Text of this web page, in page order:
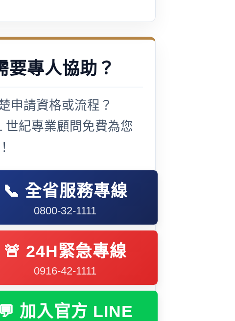
要專人協助？
申請資格或流程？
世紀專業顧問免費為您
📞 全省服務專線
0800-32-1111
🚨 24H緊急專線
0916-42-1111
加入官方 LINE